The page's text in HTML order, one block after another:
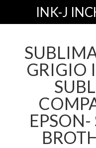
INK-J
GRIGIO
EPSON-